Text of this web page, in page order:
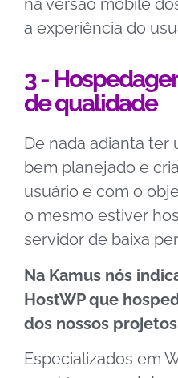
a experiência do
3 -
de qualidade
De nada adianta ter
bem planejado e
usuário e com o
o mesmo estiver
servidor de baixa
Na Kamus nós
HostWP que
dos nossos
Especializados em